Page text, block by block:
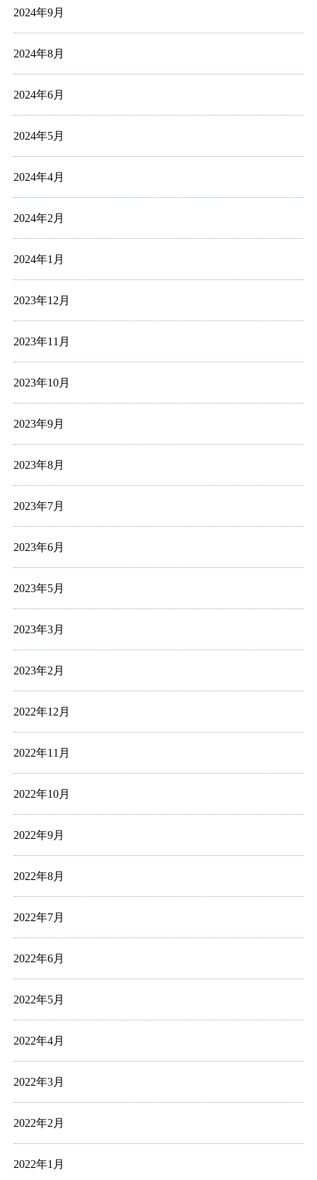
2024年9月
2024年8月
2024年6月
2024年5月
2024年4月
2024年2月
2024年1月
2023年12月
2023年11月
2023年10月
2023年9月
2023年8月
2023年7月
2023年6月
2023年5月
2023年3月
2023年2月
2022年12月
2022年11月
2022年10月
2022年9月
2022年8月
2022年7月
2022年6月
2022年5月
2022年4月
2022年3月
2022年2月
2022年1月